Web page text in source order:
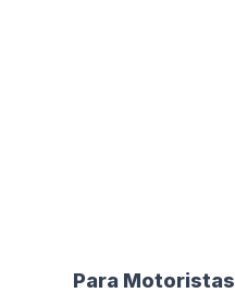
Para Motoristas